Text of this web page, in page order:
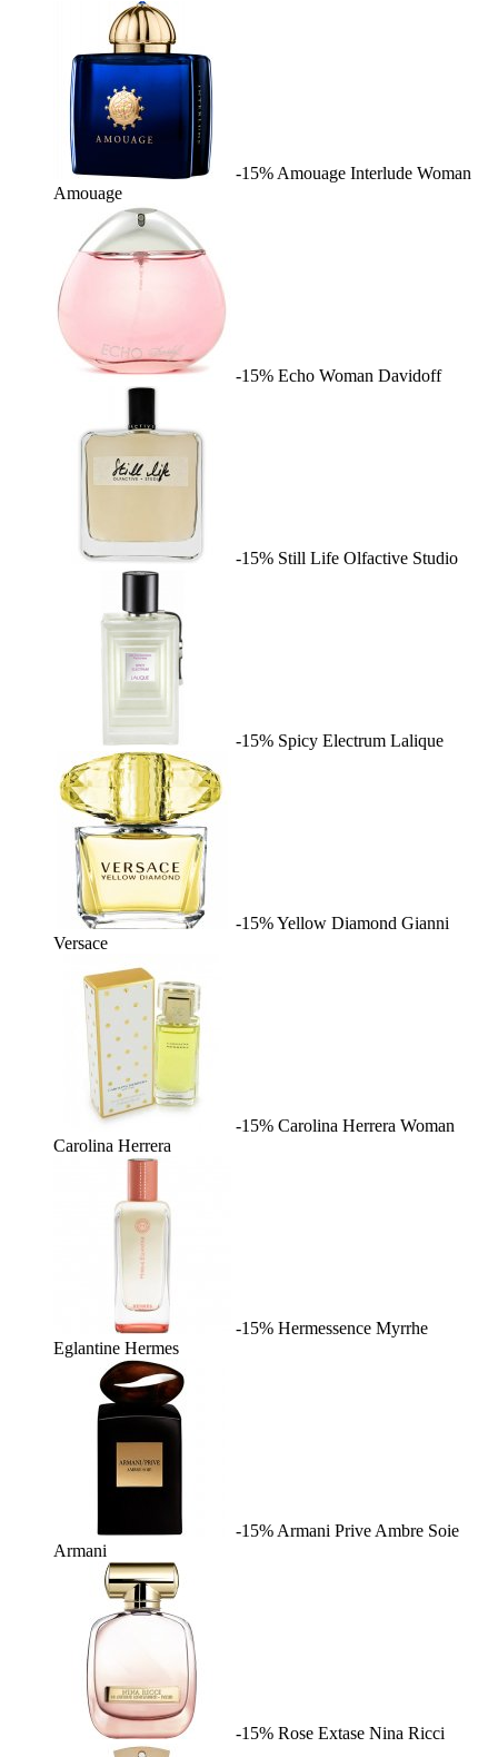
-15% Amouage Interlude Woman
Amouage
-15% Echo Woman Davidoff
-15% Still Life Olfactive Studio
-15% Spicy Electrum Lalique
-15%Yellow Diamond Gianni
Versace
-15% Carolina Herrera Woman
Carolina Herrera
-15% Hermessence Myrrhe
Eglantine Hermes
-15% Armani Prive Ambre Soie
Armani
-15% Rose Extase Nina Ricci